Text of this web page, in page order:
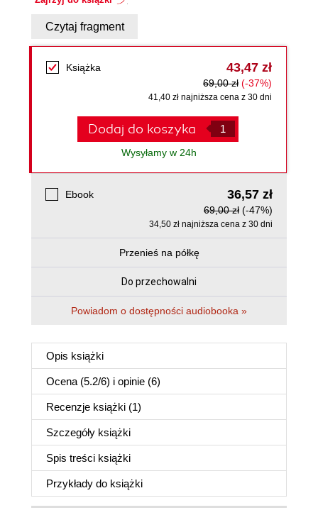
Czytaj fragment
Książka 43,47 zł
69,00 zł (-37%)
41,40 zł najniższa cena z 30 dni
Dodaj do koszyka
Wysyłamy w 24h
Ebook 36,57 zł
69,00 zł (-47%)
34,50 zł najniższa cena z 30 dni
Przenieś na półkę
Do przechowalni
Powiadom o dostępności audiobooka »
Opis książki
Ocena (5.2/6) i opinie (6)
Recenzje książki (1)
Szczegóły książki
Spis treści książki
Przykłady do książki